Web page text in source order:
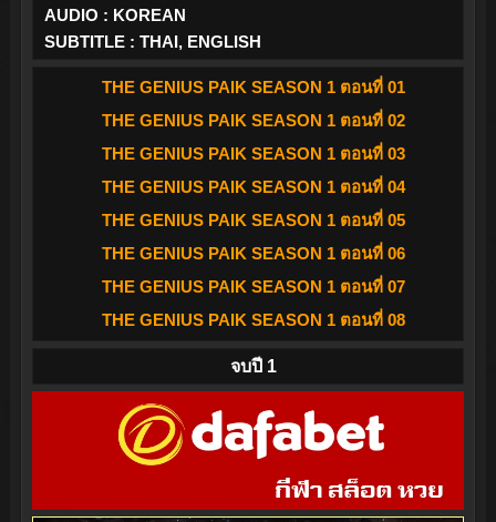
AUDIO : KOREAN
SUBTITLE : THAI, ENGLISH
THE GENIUS PAIK SEASON 1 ตอนที่ 01
THE GENIUS PAIK SEASON 1 ตอนที่ 02
THE GENIUS PAIK SEASON 1 ตอนที่ 03
THE GENIUS PAIK SEASON 1 ตอนที่ 04
THE GENIUS PAIK SEASON 1 ตอนที่ 05
THE GENIUS PAIK SEASON 1 ตอนที่ 06
THE GENIUS PAIK SEASON 1 ตอนที่ 07
THE GENIUS PAIK SEASON 1 ตอนที่ 08
จบปี 1